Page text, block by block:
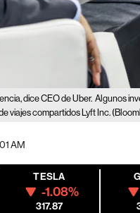
dice CEO de Uber. Algunos
viajes compartidos Lyft Inc.
AM
TESLA
-1.08%
317.87